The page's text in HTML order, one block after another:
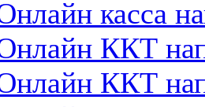
касса
ККТ
ККТ